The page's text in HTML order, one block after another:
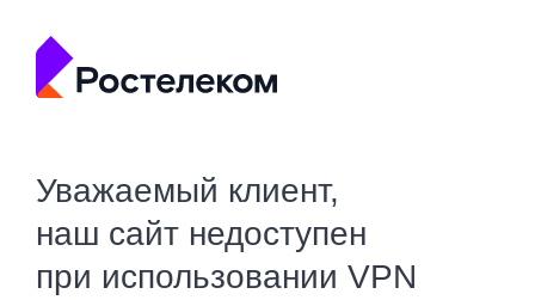
Уважаемый клиент,
наш сайт недоступен
при использовании VPN